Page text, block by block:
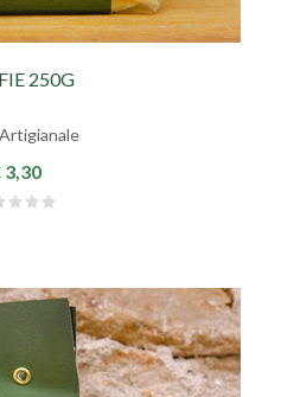
250G
3,30